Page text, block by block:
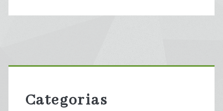
Primary
Sidebar
Categorias